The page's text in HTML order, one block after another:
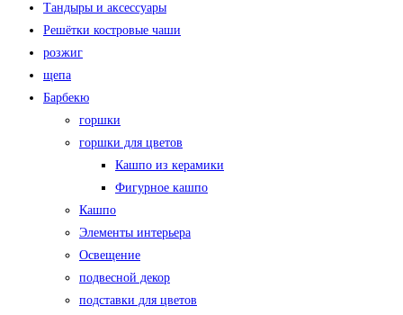
Тандыры и аксессуары
Решётки костровые чаши
розжиг
щепа
Барбекю
горшки
горшки для цветов
Кашпо из керамики
Фигурное кашпо
Кашпо
Элементы интерьера
Освещение
подвесной декор
подставки для цветов